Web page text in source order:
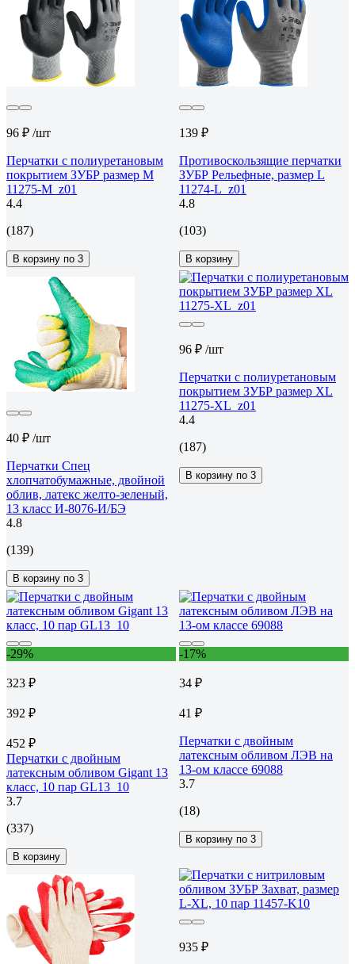
96 ₽ /шт
Перчатки с полиуретановым
покрытием ЗУБР размер M
11275-M_z01
4.4
(187)
В корзину по 3
139 ₽
Противоскользящие перчатки
ЗУБР Рельефные, размер L
11274-L_z01
4.8
(103)
В корзину
40 ₽ /шт
Перчатки Спец
хлопчатобумажные, двойной
облив, латекс желто-зеленый,
13 класс И-8076-И/БЭ
4.8
(139)
В корзину по 3
96 ₽ /шт
Перчатки с полиуретановым
покрытием ЗУБР размер XL
11275-XL_z01
4.4
(187)
В корзину по 3
-29%
323 ₽
392 ₽
452 ₽
Перчатки с двойным
латексным обливом Gigant 13
класс, 10 пар GL13_10
3.7
(337)
В корзину
-17%
34 ₽
41 ₽
Перчатки с двойным
латексным обливом ЛЭВ на
13-ом классе 69088
3.7
(18)
В корзину по 3
935 ₽